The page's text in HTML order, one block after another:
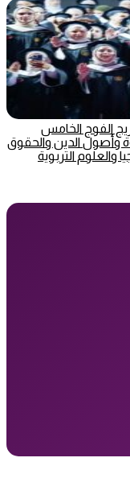
الفوج الخامس
وأصول الدين والحقوق
والعلوم التربوية